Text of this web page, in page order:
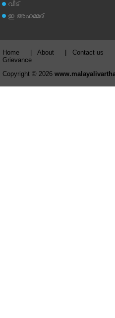
വീട്
ഇ അഹമ്മദ്‌
Home About Contact us
Grievance
Copyright © 2026